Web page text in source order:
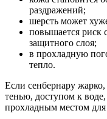
раздражений;
шерсть может
повышается риск
защитного слоя;
в прохладную
тепло.
Если сенбернару
тенью, доступом к
прохладным местом